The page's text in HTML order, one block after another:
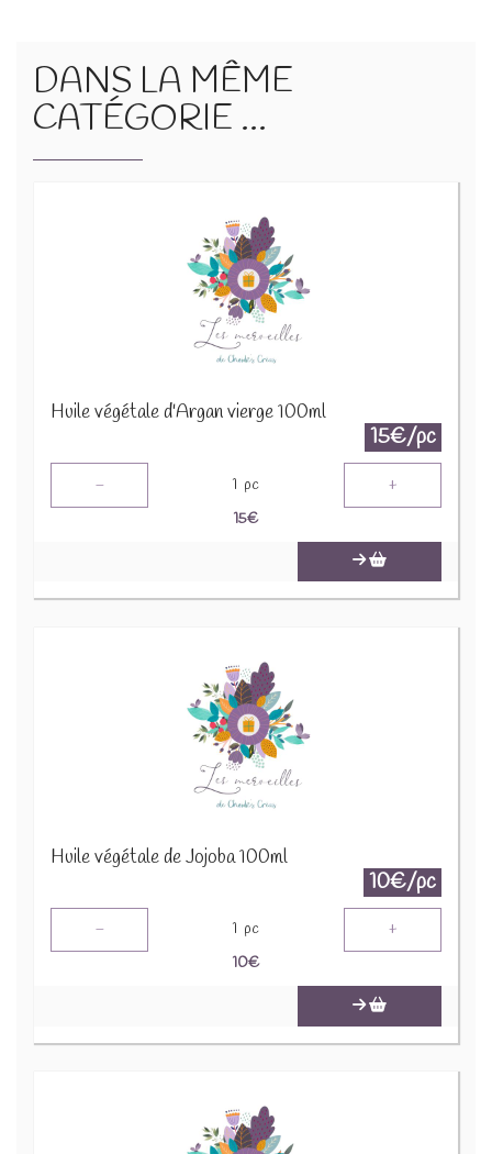
DANS LA MÊME
CATÉGORIE ...
Huile végétale d'Argan vierge 100ml
15€/pc
- 1 pc +
15€
Huile végétale de Jojoba 100ml
10€/pc
- 1 pc +
10€